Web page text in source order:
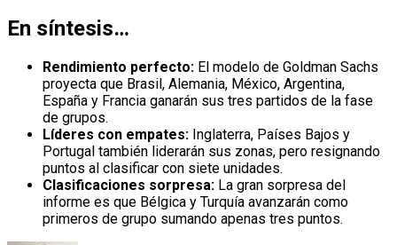
En síntesis…
Rendimiento perfecto: El modelo de Goldman Sachs
proyecta que Brasil, Alemania, México, Argentina,
España y Francia ganarán sus tres partidos de la fase
de grupos.
Líderes con empates: Inglaterra, Países Bajos y
Portugal también liderarán sus zonas, pero resignando
puntos al clasificar con siete unidades.
Clasificaciones sorpresa: La gran sorpresa del
informe es que Bélgica y Turquía avanzarán como
primeros de grupo sumando apenas tres puntos.